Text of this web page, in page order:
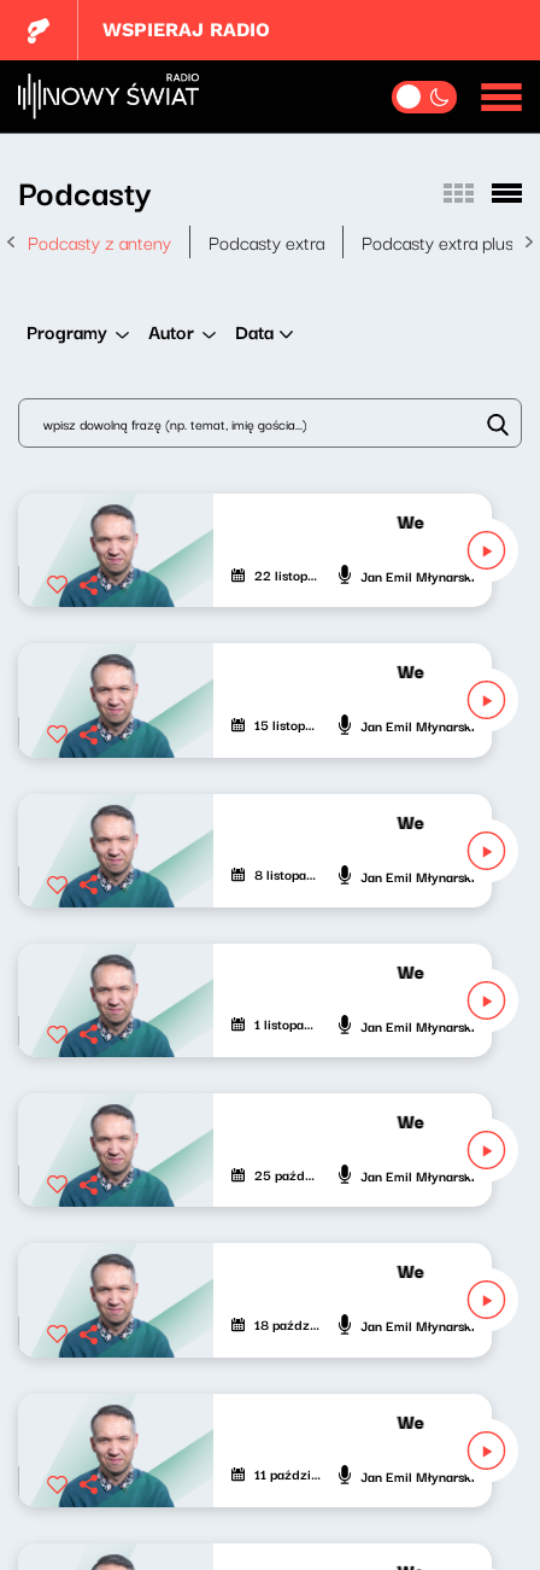
WSPIERAJ RADIO
Podcasty
Podcasty z anteny Podcasty extra Podcasty extra plus
Programy Autor Data
Wesoła fala
22 listopada 2020 Jan Emil Młynarski
Wesoła fala
15 listopada 2020 Jan Emil Młynarski
Wesoła fala
8 listopada 2020 Jan Emil Młynarski
Wesoła fala
1 listopada 2020 Jan Emil Młynarski
Wesoła fala
25 października 2020 Jan Emil Młynarski
Wesoła fala
18 października 2020 Jan Emil Młynarski
Wesoła fala
11 października 2020 Jan Emil Młynarski